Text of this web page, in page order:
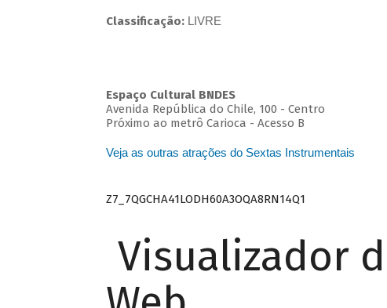
Classificação: LIVRE
Espaço Cultural BNDES
Avenida República do Chile, 100 - Centro
Próximo ao metrô Carioca - Acesso B
Veja as outras atrações do Sextas Instrumentais
Z7_7QGCHA41LODH60A3OQA8RN14Q1
Visualizador